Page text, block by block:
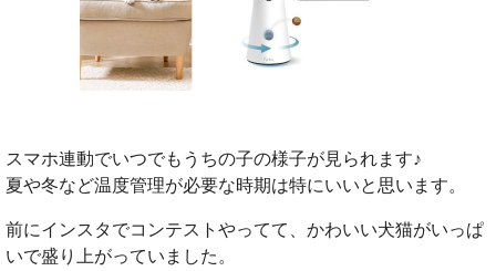
スマホ連動でいつでもうちの子の様子が見られます♪
夏や冬など温度管理が必要な時期は特にいいと思います。
前にインスタでコンテストやってて、かわいい犬猫がいっぱ
いで盛り上がっていました。